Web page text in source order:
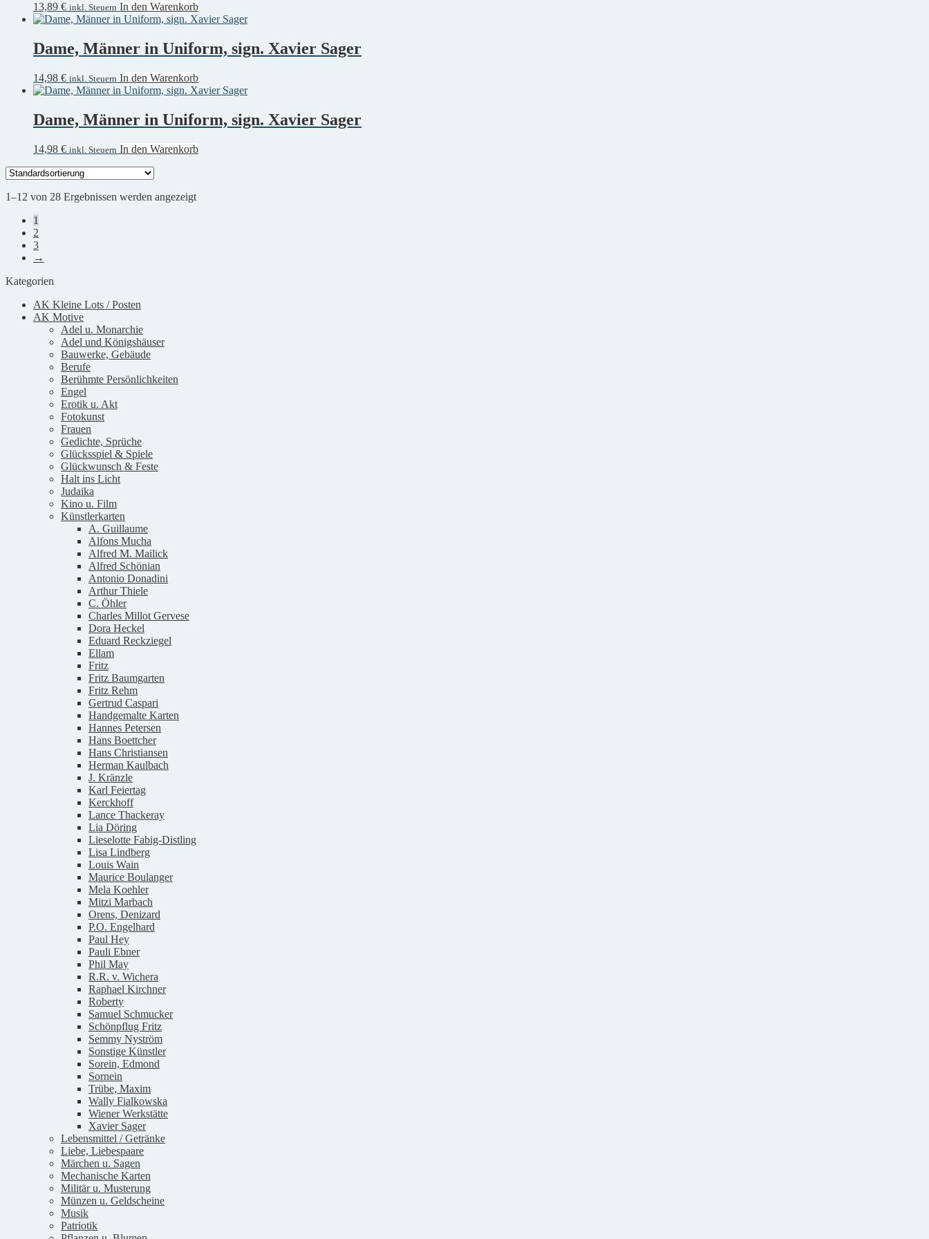
13,89 € inkl. Steuern In den Warenkorb
Dame, Männer in Uniform, sign. Xavier Sager
14,98 € inkl. Steuern In den Warenkorb
Dame, Männer in Uniform, sign. Xavier Sager
14,98 € inkl. Steuern In den Warenkorb
1–12 von 28 Ergebnissen werden angezeigt
1
2
3
→
Kategorien
AK Kleine Lots / Posten
AK Motive
Adel u. Monarchie
Adel und Königshäuser
Bauwerke, Gebäude
Berufe
Berühmte Persönlichkeiten
Engel
Erotik u. Akt
Fotokunst
Frauen
Gedichte, Sprüche
Glücksspiel & Spiele
Glückwunsch & Feste
Halt ins Licht
Judaika
Kino u. Film
Künstlerkarten
A. Guillaume
Alfons Mucha
Alfred M. Mailick
Alfred Schönian
Antonio Donadini
Arthur Thiele
C. Öhler
Charles Millot Gervese
Dora Heckel
Eduard Reckziegel
Ellam
Fritz
Fritz Baumgarten
Fritz Rehm
Gertrud Caspari
Handgemalte Karten
Hannes Petersen
Hans Boettcher
Hans Christiansen
Herman Kaulbach
J. Kränzle
Karl Feiertag
Kerckhoff
Lance Thackeray
Lia Döring
Lieselotte Fabig-Distling
Lisa Lindberg
Louis Wain
Maurice Boulanger
Mela Koehler
Mitzi Marbach
Orens, Denizard
P.O. Engelhard
Paul Hey
Pauli Ebner
Phil May
R.R. v. Wichera
Raphael Kirchner
Roberty
Samuel Schmucker
Schönpflug Fritz
Semmy Nyström
Sonstige Künstler
Sorein, Edmond
Sornein
Trübe, Maxim
Wally Fialkowska
Wiener Werkstätte
Xavier Sager
Lebensmittel / Getränke
Liebe, Liebespaare
Märchen u. Sagen
Mechanische Karten
Militär u. Musterung
Münzen u. Geldscheine
Musik
Patriotik